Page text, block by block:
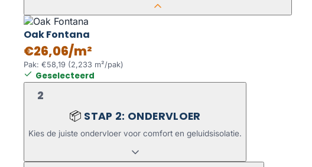
Oak Fontana
€26,06/m²
Pak: €58,19 (2,233 m²/pak)
Geselecteerd
2
📦 STAP 2: ONDERVLOER
Kies de juiste ondervloer voor comfort en geluidsisolatie.